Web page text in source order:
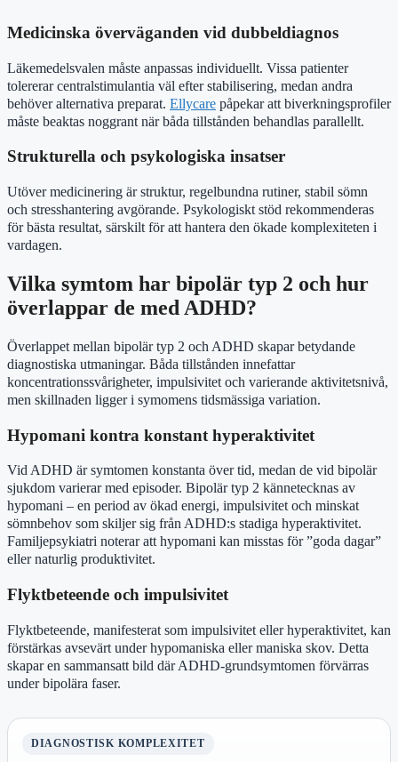
Medicinska överväganden vid dubbeldiagnos
Läkemedelsvalen måste anpassas individuellt. Vissa patienter
tolererar centralstimulantia väl efter stabilisering, medan andra
behöver alternativa preparat. Ellycare påpekar att biverkningsprofiler
måste beaktas noggrant när båda tillstånden behandlas parallellt.
Strukturella och psykologiska insatser
Utöver medicinering är struktur, regelbundna rutiner, stabil sömn
och stresshantering avgörande. Psykologiskt stöd rekommenderas
för bästa resultat, särskilt för att hantera den ökade komplexiteten i
vardagen.
Vilka symtom har bipolär typ 2 och hur
överlappar de med ADHD?
Överlappet mellan bipolär typ 2 och ADHD skapar betydande
diagnostiska utmaningar. Båda tillstånden innefattar
koncentrationssvårigheter, impulsivitet och varierande aktivitetsnivå,
men skillnaden ligger i symomens tidsmässiga variation.
Hypomani kontra konstant hyperaktivitet
Vid ADHD är symtomen konstanta över tid, medan de vid bipolär
sjukdom varierar med episoder. Bipolär typ 2 kännetecknas av
hypomani – en period av ökad energi, impulsivitet och minskat
sömnbehov som skiljer sig från ADHD:s stadiga hyperaktivitet.
Familjepsykiatri noterar att hypomani kan misstas för ”goda dagar”
eller naturlig produktivitet.
Flyktbeteende och impulsivitet
Flyktbeteende, manifesterat som impulsivitet eller hyperaktivitet, kan
förstärkas avsevärt under hypomaniska eller maniska skov. Detta
skapar en sammansatt bild där ADHD-grundsymtomen förvärras
under bipolära faser.
DIAGNOSTISK KOMPLEXITET